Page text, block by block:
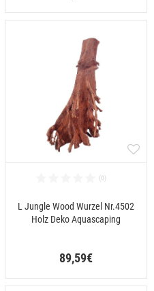
L Jungle Wood Wurzel Nr.4502
Holz Deko Aquascaping
89,59€